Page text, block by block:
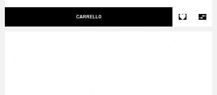
CARRELLO  